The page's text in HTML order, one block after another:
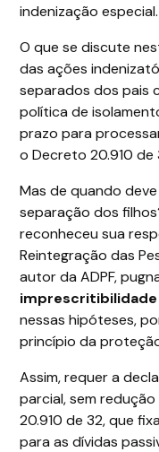
indenização especial.
O que se discute
das ações
separados dos pais
política de
prazo para
o Decreto 20.910 de
Mas de quando
separação dos
reconheceu sua
Reintegração das
autor da ADPF,
imprescritibilidade
nessas hipóteses,
princípio da
Assim, requer a
parcial, sem
20.910 de 32, que
para as dívidas